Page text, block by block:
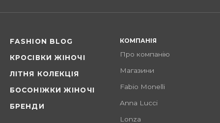
FASHION BLOG
КРОСІВКИ ЖІНОЧІ
ЛІТНЯ КОЛЕКЦІЯ
БОСОНІЖКИ ЖІНОЧІ
БРЕНДИ
КОМПАНІЯ
Про компанію
Магазини
Fabio Monelli
Anna Lucci
Lonza